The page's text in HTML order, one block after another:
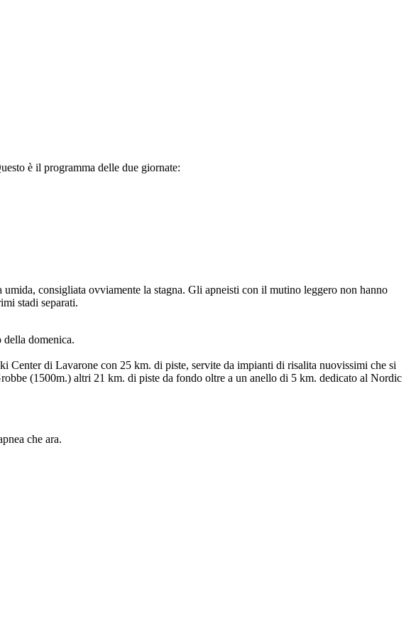
è il programma delle due giornate:
consigliata ovviamente la stagna. Gli apneisti con il mutino leggero non hanno
stadi separati.
della domenica.
Center di Lavarone con 25 km. di piste, servite da impianti di risalita nuovissimi che si
(1500m.) altri 21 km. di piste da fondo oltre a un anello di 5 km. dedicato al Nordic
che ara.